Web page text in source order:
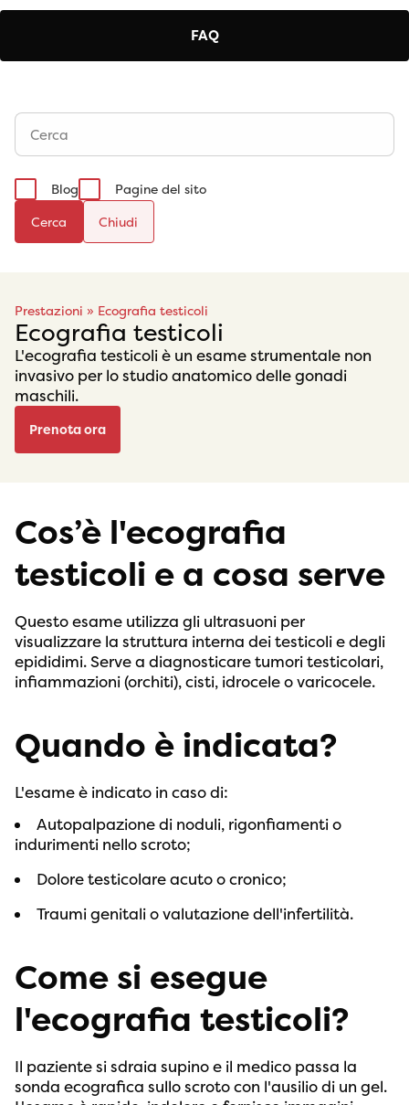
FAQ
Blog
Pagine del sito
Cerca
Prestazioni » Ecografia testicoli
Ecografia testicoli
L'ecografia testicoli è un esame strumentale non
invasivo per lo studio anatomico delle gonadi
maschili.
Prenota ora
Cos’è l'ecografia
testicoli e a cosa serve
Questo esame utilizza gli ultrasuoni per
visualizzare la struttura interna dei testicoli e degli
epididimi. Serve a diagnosticare tumori testicolari,
infiammazioni (orchiti), cisti, idrocele o varicocele.
Quando è indicata?
L'esame è indicato in caso di:
Autopalpazione di noduli, rigonfiamenti o
indurimenti nello scroto;
Dolore testicolare acuto o cronico;
Traumi genitali o valutazione dell'infertilità.
Come si esegue
l'ecografia testicoli?
Il paziente si sdraia supino e il medico passa la
sonda ecografica sullo scroto con l'ausilio di un gel.